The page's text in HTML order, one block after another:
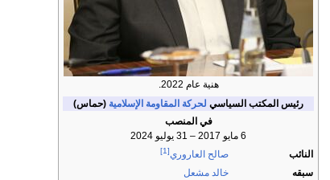
هنية عام 2022.
رئيس المكتب السياسي لحركة المقاومة الإسلامية (حماس)
في المنصب
6 مايو 2017 – 31 يوليو 2024
النائب
صالح العاروري‎[1]
سبقه
خالد مشعل